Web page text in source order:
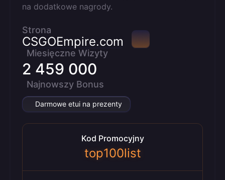
na dodatkowe nagrody.
Strona
CSGOEmpire.com
Miesięczne Wizyty
2 459 000
Najnowszy Bonus
Darmowe etui na prezenty
Kod Promocyjny
top100list